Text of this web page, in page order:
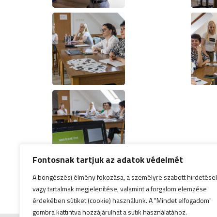
Fontosnak tartjuk az adatok védelmét
A böngészési élmény fokozása, a személyre szabott
vagy tartalmak megjelenítése, valamint a forgalom elemzése
érdekében sütiket (cookie) használunk. A "Mindet elfogadom"
gombra kattintva hozzájárulhat a sütik használatához.